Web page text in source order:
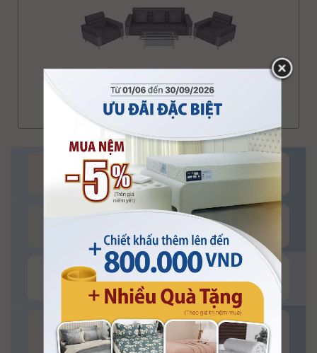
Vui lòng nhấn vào để chọn kích thước và giá tiền